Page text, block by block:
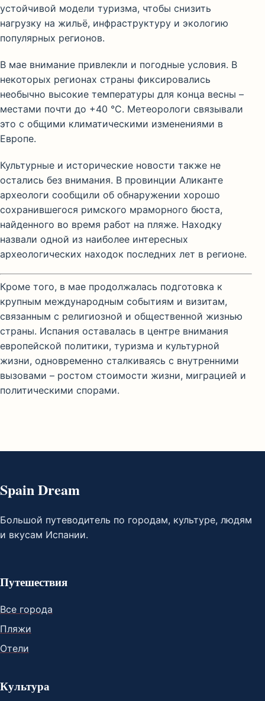
устойчивой модели туризма, чтобы снизить
нагрузку на жильё, инфраструктуру и экологию
популярных регионов.
В мае внимание привлекли и погодные условия. В
некоторых регионах страны фиксировались
необычно высокие температуры для конца весны –
местами почти до +40 °C. Метеорологи связывали
это с общими климатическими изменениями в
Европе.
Культурные и исторические новости также не
остались без внимания. В провинции Аликанте
археологи сообщили об обнаружении хорошо
сохранившегося римского мраморного бюста,
найденного во время работ на пляже. Находку
назвали одной из наиболее интересных
археологических находок последних лет в регионе.
Кроме того, в мае продолжалась подготовка к
крупным международным событиям и визитам,
связанным с религиозной и общественной жизнью
страны. Испания оставалась в центре внимания
европейской политики, туризма и культурной
жизни, одновременно сталкиваясь с внутренними
вызовами – ростом стоимости жизни, миграцией и
политическими спорами.
Spain Dream
Большой путеводитель по городам, культуре, людям
и вкусам Испании.
Путешествия
Все города
Пляжи
Отели
Культура